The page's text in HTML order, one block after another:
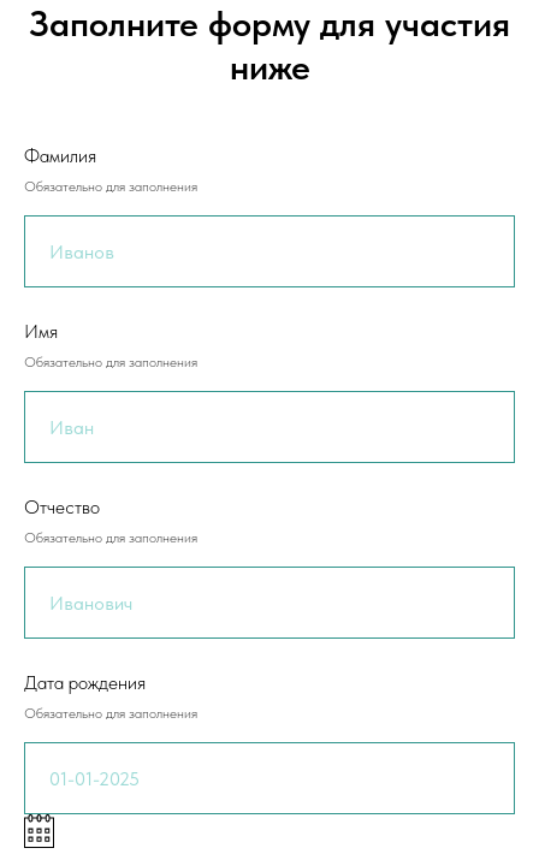
Заполните форму для участия
ниже
Фамилия
Обязательно для заполнения
Имя
Обязательно для заполнения
Отчество
Обязательно для заполнения
Дата рождения
Обязательно для заполнения